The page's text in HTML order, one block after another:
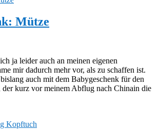
Mütze
ja leider auch an meinen eigenen
mir dadurch mehr vor, als zu schaffen ist.
auch mit dem Babygeschenk für den
der kurz vor meinem Abflug nach Chinain die